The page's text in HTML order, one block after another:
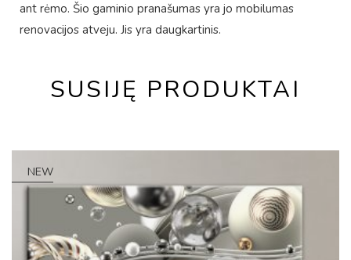
ant rėmo. Šio gaminio pranašumas yra jo mobilumas
renovacijos atveju. Jis yra daugkartinis.
SUSIJĘ PRODUKTAI